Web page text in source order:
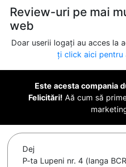
Review-uri pe mai
web
Doar userii logați au acces la
ți click aici pentru
Este acesta compania
Felicitări! Aă cum să
Dej
P-ta Lupeni nr. 4 (langa